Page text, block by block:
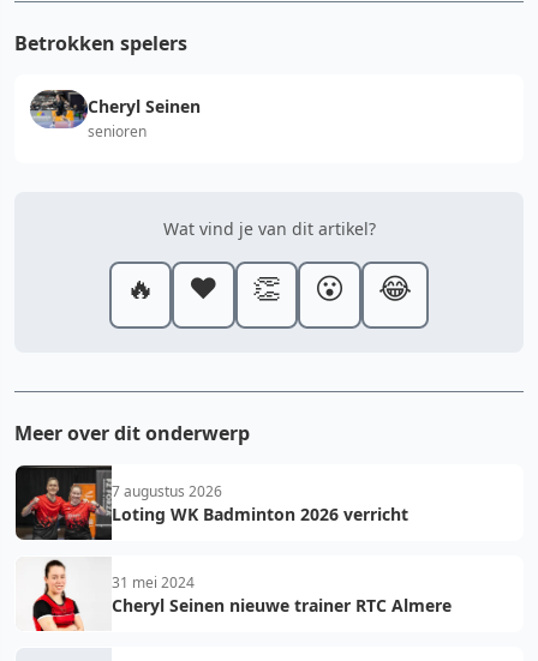
Betrokken spelers
Cheryl Seinen
senioren
Wat vind je van dit artikel?
🔥 ❤️ 👏 😮 😂
Meer over dit onderwerp
7 augustus 2026
Loting WK Badminton 2026 verricht
31 mei 2024
Cheryl Seinen nieuwe trainer RTC Almere